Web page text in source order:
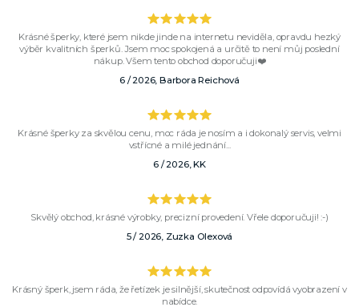
Krásné šperky, které jsem nikde jinde na internetu neviděla, opravdu hezký
výběr kvalitních šperků. Jsem moc spokojená a určitě to není můj poslední
nákup. Všem tento obchod doporučuji❤️
6 / 2026, Barbora Reichová
Krásné šperky za skvělou cenu, moc ráda je nosím a i dokonalý servis, velmi
vstřícné a milé jednání...
6 / 2026, KK
Skvělý obchod, krásné výrobky, precizní provedení. Vřele doporučuji! :-)
5 / 2026, Zuzka Olexová
Krásný šperk, jsem ráda, že řetízek je silnější, skutečnost odpovídá vyobrazení v
nabídce.